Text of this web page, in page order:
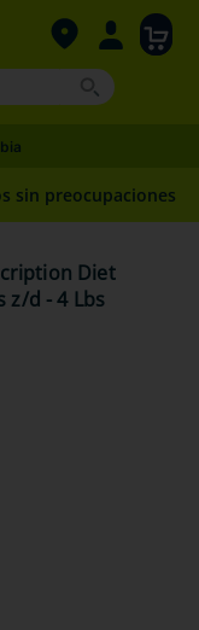
sin preocupaciones
Diet
z/d - 4 Lbs